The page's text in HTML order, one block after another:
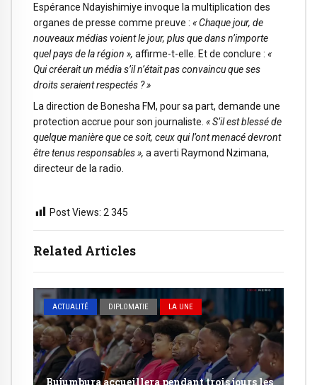
Related Articles
ACTUALITÉ DIPLOMATIE LA UNE
Bujumbura accueillera pendant trois jours les
Espérance Ndayishimiye invoque la multiplication des
organes de presse comme preuve : « Chaque jour, de
nouveaux médias voient le jour, plus que dans n’importe
quel pays de la région », affirme-t-elle. Et de conclure : «
Qui créerait un média s’il n’était pas convaincu que ses
droits seraient respectés ? »
La direction de Bonesha FM, pour sa part, demande une
protection accrue pour son journaliste. « S’il est blessé de
quelque manière que ce soit, ceux qui l’ont menacé devront
être tenus responsables », a averti Raymond Nzimana,
directeur de la radio.
Post Views: 2 345